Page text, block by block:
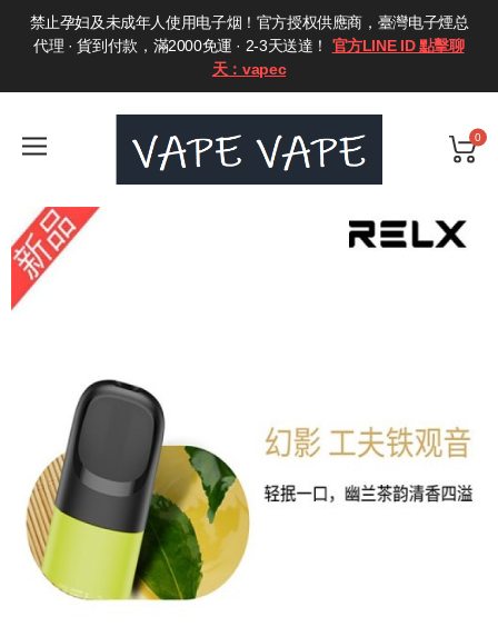
禁止孕妇及未成年人使用电子烟！官方授权供應商，臺灣电子煙总
代理 · 貨到付款，滿2000免運 · 2-3天送達！ 官方LINE ID 點擊聊
天：vapec
0